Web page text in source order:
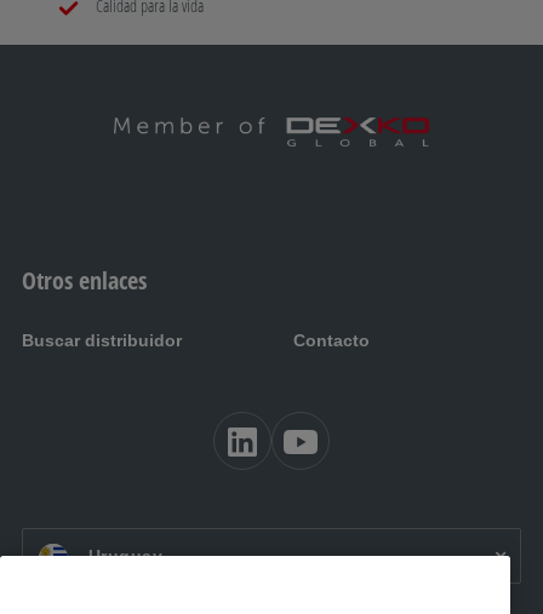
Calidad para la vida
Otros enlaces
Buscar distribuidor Contacto
ES UY:Uruguay